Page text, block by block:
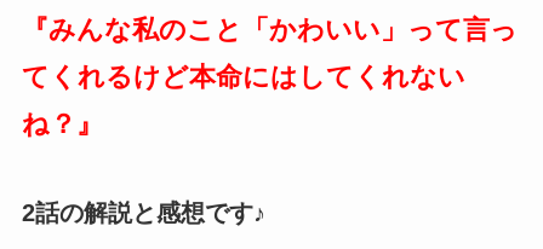
『みんな私のこと「かわいい」って言っ
てくれるけど本命にはしてくれない
ね？ 』
2話の解説と感想です♪